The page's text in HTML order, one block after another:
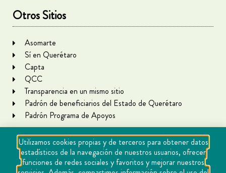
Otros Sitios
Asomarte
Sí en Querétaro
Capta
QCC
Transparencia en un mismo sitio
Padrón de beneficiarios del Estado de Querétaro
Padrón Programa de Apoyos
Utilizamos cookies propias y de terceros para obtener datos
estadísticos de la navegación de nuestros usuarios, ofrecer
funciones de redes sociales y favoritos y mejorar nuestros